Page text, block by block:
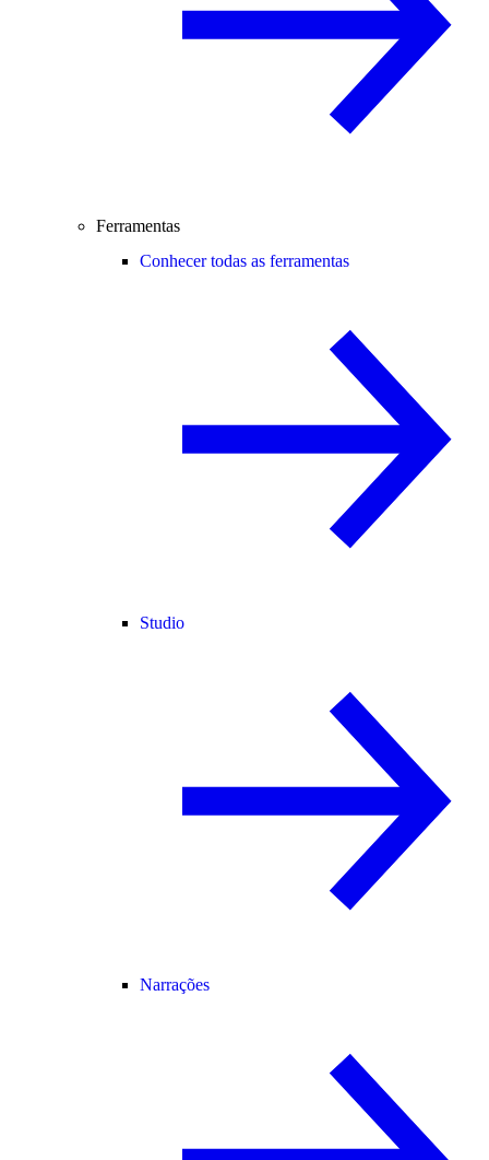
Ferramentas
Conhecer todas as ferramentas
Studio
Narrações